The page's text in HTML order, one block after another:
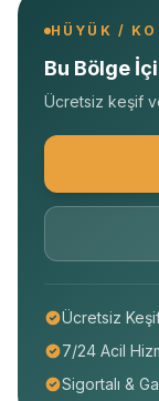
HÜYÜK /
Bu Bölge
Ücretsiz keşif
Ücretsiz
7/24 Acil
Sigortalı &